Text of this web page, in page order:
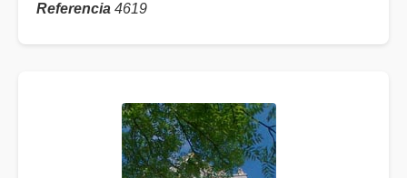
Referencia 4619